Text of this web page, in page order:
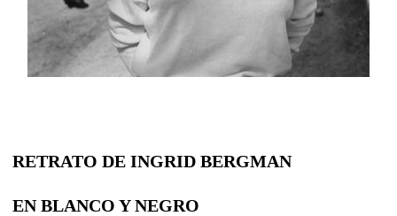
RETRATO DE INGRID BERGMAN
EN BLANCO Y NEGRO